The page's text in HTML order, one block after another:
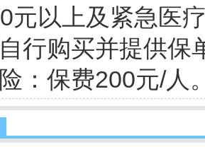
元以上及紧急医
行购买并提供保
：保费200元/人